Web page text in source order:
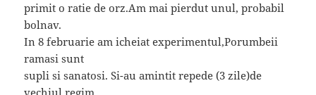
primit o ratie de orz.Am mai pierdut unul, probabil
bolnav.
In 8 februarie am icheiat experimentul,Porumbeii
ramasi sunt
supli si sanatosi. Si-au amintit repede (3 zile)de